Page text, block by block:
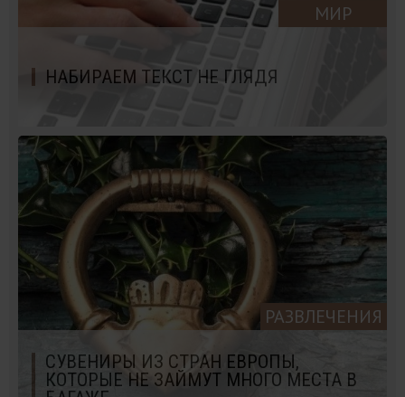
МИР
НАБИРАЕМ ТЕКСТ НЕ ГЛЯДЯ
РАЗВЛЕЧЕНИЯ
СУВЕНИРЫ ИЗ СТРАН ЕВРОПЫ,
КОТОРЫЕ НЕ ЗАЙМУТ МНОГО МЕСТА В